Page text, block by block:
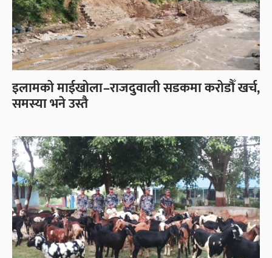
इलामको माईखोला–राजदुवाली सडकमा करोडौँ खर्च,
समस्या भने उस्तै